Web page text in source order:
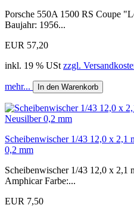
Porsche 550A 1500 RS Coupe
Baujahr: 1956...
EUR 57,20
inkl. 19 % USt zzgl.
mehr... In den Warenkorb
Scheibenwischer 1/43 12,0 x 2,1
0,2 mm
Scheibenwischer 1/43 12,0 x 2,1
Amphicar Farbe:...
EUR 7,50